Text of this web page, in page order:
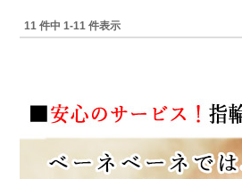
11 件中 1-11 件表示